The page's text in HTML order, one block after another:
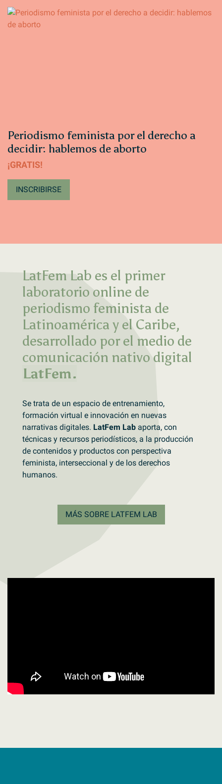
Periodismo feminista por el derecho a
decidir: hablemos de aborto
¡GRATIS!
INSCRIBIRSE
LatFem Lab es el primer
laboratorio online de
periodismo feminista de
Latinoamérica y el Caribe,
desarrollado por el medio de
comunicación nativo digital
LatFem.
Se trata de un espacio de entrenamiento,
formación virtual e innovación en nuevas
narrativas digitales. LatFem Lab aporta, con
técnicas y recursos periodísticos, a la producción
de contenidos y productos con perspectiva
feminista, interseccional y de los derechos
humanos.
MÁS SOBRE LATFEM LAB